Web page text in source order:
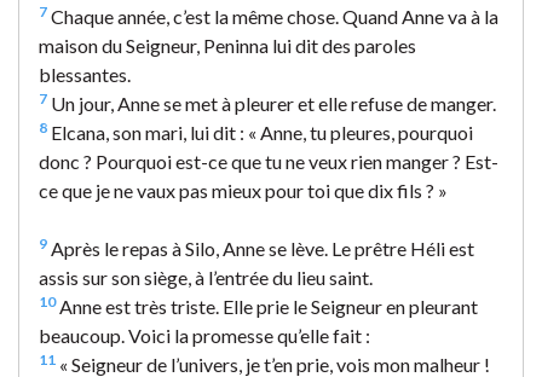
7 Chaque année, c’est la même chose. Quand Anne va à la
maison du Seigneur, Peninna lui dit des paroles
blessantes.
7 Un jour, Anne se met à pleurer et elle refuse de manger.
8 Elcana, son mari, lui dit : « Anne, tu pleures, pourquoi
donc ? Pourquoi est-ce que tu ne veux rien manger ? Est-
ce que je ne vaux pas mieux pour toi que dix fils ? »
9 Après le repas à Silo, Anne se lève. Le prêtre Héli est
assis sur son siège, à l’entrée du lieu saint.
10Anne est très triste. Elle prie le Seigneur en pleurant
beaucoup. Voici la promesse qu’elle fait :
11 « Seigneur de l’univers, je t’en prie, vois mon malheur !